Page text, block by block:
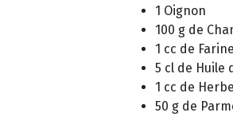
1 Oignon
100 g de
1 cc de Farine
5 cl de Huile
1 cc de
50 g de